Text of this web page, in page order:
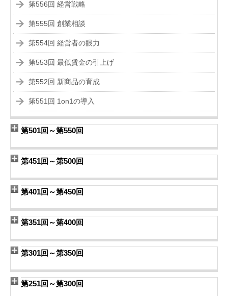
第556回 経営戦略
第555回 創業相談
第554回 経営者の眼力
第553回 最低賃金の引上げ
第552回 新商品の育成
第551回 1on1の導入
第501回～第550回
第451回～第500回
第401回～第450回
第351回～第400回
第301回～第350回
第251回～第300回